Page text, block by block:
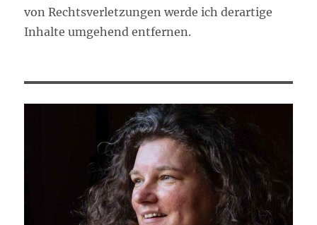
von Rechtsverletzungen werde ich derartige
Inhalte umgehend entfernen.